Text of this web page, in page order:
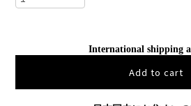
International shipping
Add to cart